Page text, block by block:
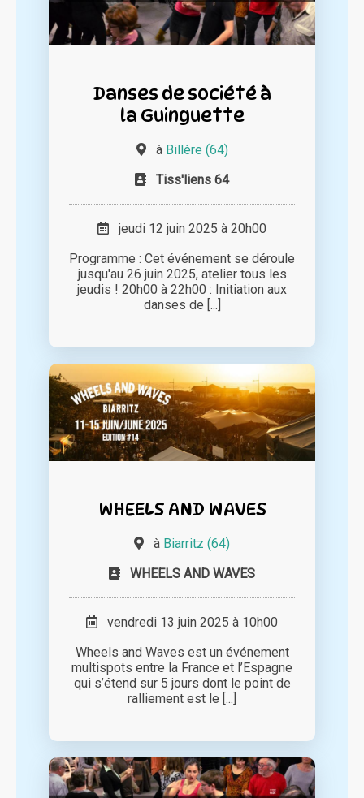
Danses de société à
la Guinguette
à Billère (64)
Tiss'liens 64
jeudi 12 juin 2025 à 20h00
Programme : Cet événement se déroule
jusqu'au 26 juin 2025, atelier tous les
jeudis ! 20h00 à 22h00 : Initiation aux
danses de [...]
WHEELS AND WAVES
à Biarritz (64)
WHEELS AND WAVES
vendredi 13 juin 2025 à 10h00
Wheels and Waves est un événement
multispots entre la France et l’Espagne
qui s’étend sur 5 jours dont le point de
ralliement est le [...]